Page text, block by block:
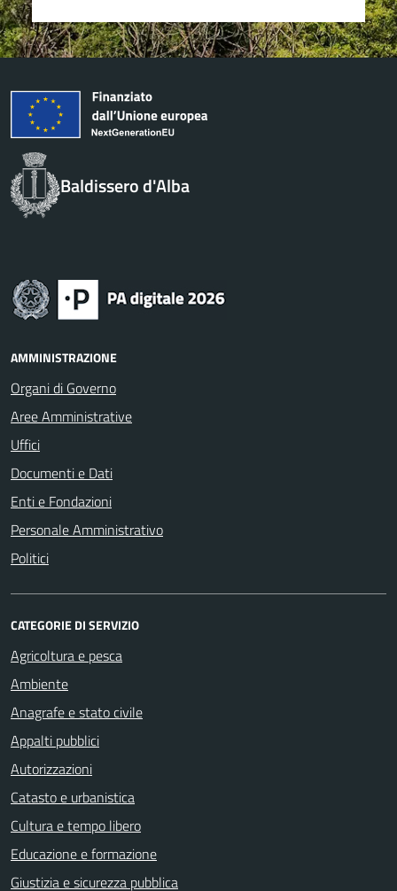
Baldissero d'Alba
AMMINISTRAZIONE
Organi di Governo
Aree Amministrative
Uffici
Documenti e Dati
Enti e Fondazioni
Personale Amministrativo
Politici
CATEGORIE DI SERVIZIO
Agricoltura e pesca
Ambiente
Anagrafe e stato civile
Appalti pubblici
Autorizzazioni
Catasto e urbanistica
Cultura e tempo libero
Educazione e formazione
Giustizia e sicurezza pubblica